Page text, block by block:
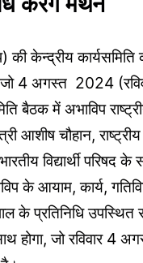
की केन्द्रीय
जो 4 अगस्त 2024
बैठक में अभाविप
आशीष चौहान,
परिषद के
के आयाम, कार्य,
के प्रतिनिधि
होगा, जो रविवार 4